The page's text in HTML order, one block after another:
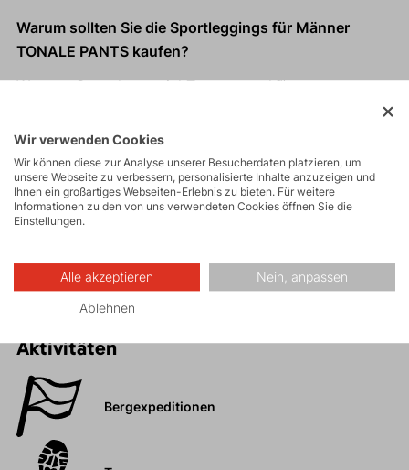
Warum sollten Sie die Sportleggings für Männer
TONALE PANTS kaufen?
Warmes Stretchmaterial Tecnostretch™.
Breiter Bund, der sich bequem an die Taille
anschmiegt.
Die Hose rutscht nicht herunter und muss nicht
ständig hochgezogen werden.
Eingrifftasche auf der Rückseite.
Aktivitäten
Bergexpeditionen
Wir verwenden Cookies
Wir können diese zur Analyse unserer Besucherdaten platzieren, um
unsere Webseite zu verbessern, personalisierte Inhalte anzuzeigen und
Ihnen ein großartiges Webseiten-Erlebnis zu bieten. Für weitere
Informationen zu den von uns verwendeten Cookies öffnen Sie die
Einstellungen.
Alle akzeptieren Nein, anpassen
Ablehnen